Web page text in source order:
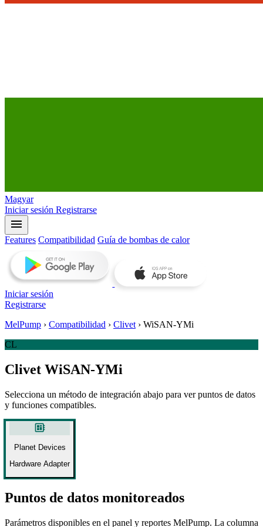
Magyar
Iniciar sesión Registrarse
menu
Features Compatibilidad Guía de bombas de calor
Iniciar sesión
Registrarse
MelPump › Compatibilidad › Clivet › WiSAN-YMi
CL
Clivet WiSAN-YMi
Selecciona un método de integración abajo para ver puntos de datos
y funciones compatibles.
developer_board
Planet Devices
Hardware Adapter
Puntos de datos monitoreados
Parámetros disponibles en el panel y reportes MelPump. La columna